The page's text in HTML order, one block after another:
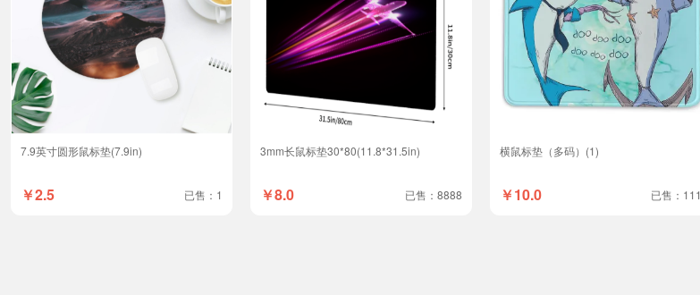
7.9英寸圆形鼠标垫(7.9in)
￥2.5 已售：1
3mm长鼠标垫30*80(11.8*31.5in)
￥8.0 已售：8888
横鼠标垫（多码）(1)
￥10.0 已售：111